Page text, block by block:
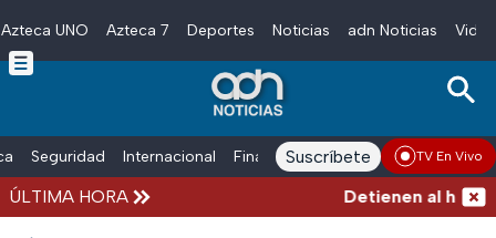
Skip to main content
Azteca UNO Azteca 7 Deportes Noticias adn Noticias
Seguridad Internacional Finanzas adn Noticias Radio
Suscríbete TV En Vivo
ÚLTIMA HORA Detienen al